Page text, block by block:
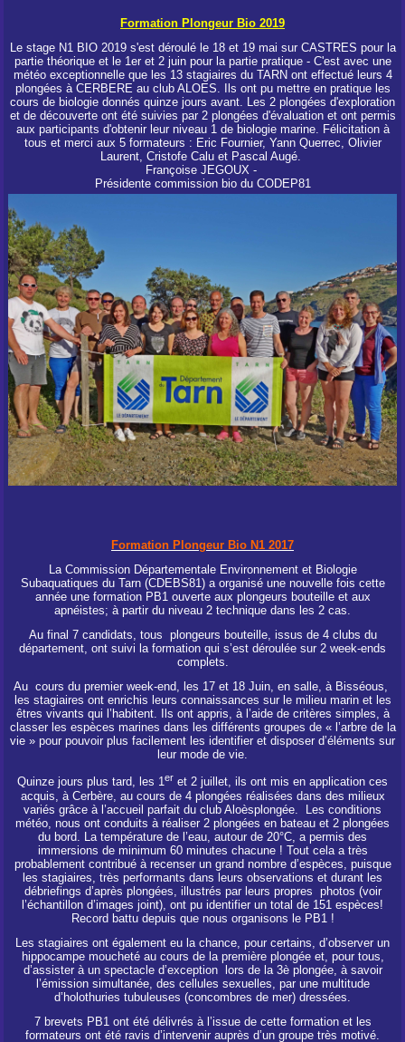
Formation Plongeur Bio 2019
Le stage N1 BIO 2019 s'est déroulé le 18 et 19 mai sur CASTRES pour la
partie théorique et le 1er et 2 juin pour la partie pratique - C'est avec une
météo exceptionnelle que les 13 stagiaires du TARN ont effectué leurs 4
plongées à CERBERE au club ALOES. Ils ont pu mettre en pratique les
cours de biologie donnés quinze jours avant. Les 2 plongées d'exploration
et de découverte ont été suivies par 2 plongées d'évaluation et ont permis
aux participants d'obtenir leur niveau 1 de biologie marine. Félicitation à
tous et merci aux 5 formateurs : Eric Fournier, Yann Querrec, Olivier
Laurent, Cristofe Calu et Pascal Augé.
Françoise JEGOUX -
Présidente commission bio du CODEP81
Formation Plongeur Bio N1 2017
La Commission Départementale Environnement et Biologie
Subaquatiques du Tarn (CDEBS81) a organisé une nouvelle fois cette
année une formation PB1 ouverte aux plongeurs bouteille et aux
apnéistes; à partir du niveau 2 technique dans les 2 cas.
Au final 7 candidats, tous plongeurs bouteille, issus de 4 clubs du
département, ont suivi la formation qui s’est déroulée sur 2 week-ends
complets.
Au cours du premier week-end, les 17 et 18 Juin, en salle, à Bisséous,
les stagiaires ont enrichis leurs connaissances sur le milieu marin et les
êtres vivants qui l’habitent. Ils ont appris, à l’aide de critères simples, à
classer les espèces marines dans les différents groupes de « l’arbre de la
vie » pour pouvoir plus facilement les identifier et disposer d’éléments sur
leur mode de vie.
Quinze jours plus tard, les 1er et 2 juillet, ils ont mis en application ces
acquis, à Cerbère, au cours de 4 plongées réalisées dans des milieux
variés grâce à l’accueil parfait du club Aloèsplongée. Les conditions
météo, nous ont conduits à réaliser 2 plongées en bateau et 2 plongées
du bord. La température de l’eau, autour de 20°C, a permis des
immersions de minimum 60 minutes chacune ! Tout cela a très
probablement contribué à recenser un grand nombre d’espèces, puisque
les stagiaires, très performants dans leurs observations et durant les
débriefings d’après plongées, illustrés par leurs propres photos (voir
l’échantillon d’images joint), ont pu identifier un total de 151 espèces!
Record battu depuis que nous organisons le PB1 !
Les stagiaires ont également eu la chance, pour certains, d’observer un
hippocampe moucheté au cours de la première plongée et, pour tous,
d’assister à un spectacle d’exception lors de la 3è plongée, à savoir
l’émission simultanée, des cellules sexuelles, par une multitude
d’holothuries tubuleuses (concombres de mer) dressées.
7 brevets PB1 ont été délivrés à l’issue de cette formation et les
formateurs ont été ravis d’intervenir auprès d’un groupe très motivé.